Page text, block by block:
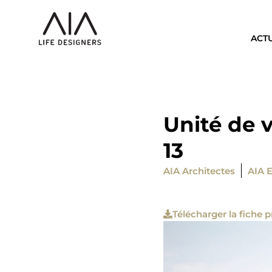
Unité de
13
AIA Architectes AIA
Télécharger la fiche